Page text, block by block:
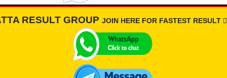
RESULT GROUP JOIN HERE FOR FASTEST RESULT